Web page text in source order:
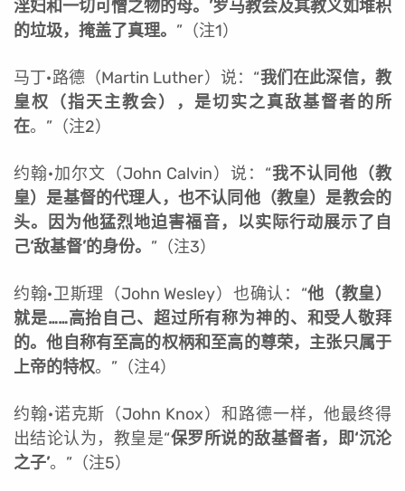
淫妇和一切可憎之物的母。’罗马教会及其教义如堆积
的垃圾，掩盖了真理。 ”（注1）
马丁·路德（Martin Luther）说：“我们在此深信，教
皇权（指天主教会），是切实之真敌基督者的所
在。”（注2）
约翰·加尔文（John Calvin）说：“我不认同他（教
皇）是基督的代理人，也不认同他（教皇）是教会的
头。因为他猛烈地迫害福音，以实际行动展示了自
己‘敌基督’的身份。 ”（注3）
约翰·卫斯理（John Wesley）也确认：“他（教皇）
就是……高抬自己、超过所有称为神的、和受人敬拜
的。他自称有至高的权柄和至高的尊荣，主张只属于
上帝的特权。”（注4）
约翰·诺克斯（John Knox）和路德一样，他最终得
出结论认为，教皇是“保罗所说的敌基督者，即‘沉沦
之子’。”（注5）